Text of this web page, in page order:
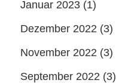
Januar 2023 (1)
Dezember 2022 (3)
November 2022 (3)
September 2022 (3)